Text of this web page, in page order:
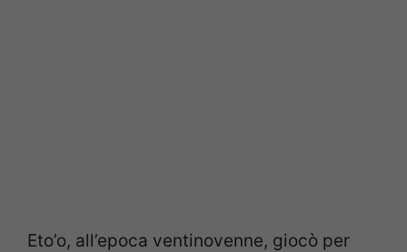
Eto’o, all’epoca ventinovenne, giocò per